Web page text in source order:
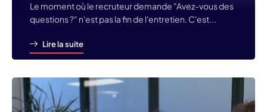
Le moment où le recruteur demande "Avez-vous des
questions ?" n'est pas la fin de l'entretien. C'est...
Lire la suite